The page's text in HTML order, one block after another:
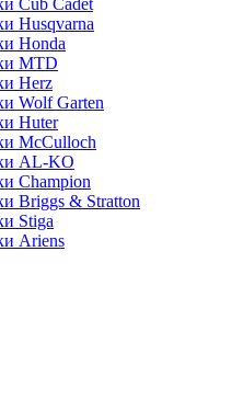
Cub Cadet
Husqvarna
Honda
MTD
Herz
Wolf Garten
Huter
McCulloch
AL-KO
Champion
Briggs & Stratton
Stiga
Ariens